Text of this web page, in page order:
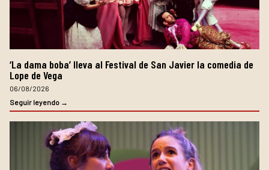
‘La dama boba’ lleva al Festival de San Javier la comedia de
Lope de Vega
06/08/2026
Seguir leyendo →